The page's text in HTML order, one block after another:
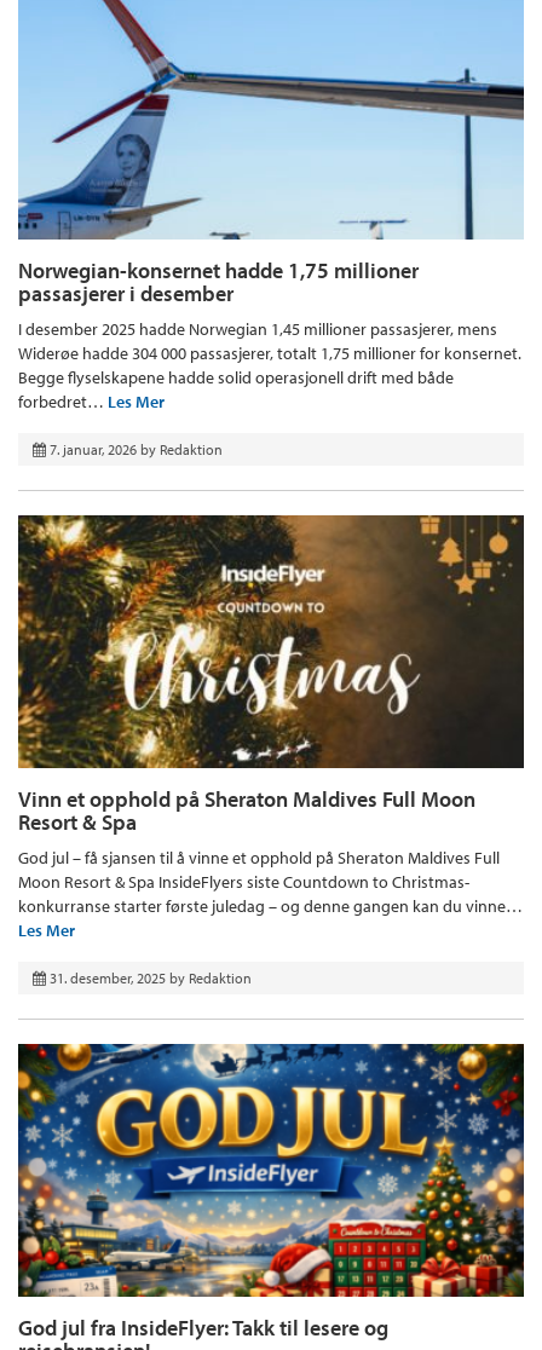
Norwegian-konsernet hadde 1,75 millioner
passasjerer i desember
I desember 2025 hadde Norwegian 1,45 millioner passasjerer, mens
Widerøe hadde 304 000 passasjerer, totalt 1,75 millioner for konsernet.
Begge flyselskapene hadde solid operasjonell drift med både
forbedret… Les Mer
7. januar, 2026 by Redaktion
Vinn et opphold på Sheraton Maldives Full Moon
Resort & Spa
God jul – få sjansen til å vinne et opphold på Sheraton Maldives Full
Moon Resort & Spa InsideFlyers siste Countdown to Christmas-
konkurranse starter første juledag – og denne gangen kan du vinne…
Les Mer
31. desember, 2025 by Redaktion
God jul fra InsideFlyer: Takk til lesere og